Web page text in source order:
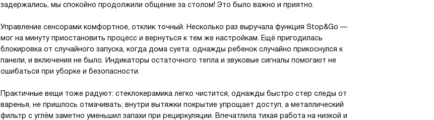
задержались, мы спокойно продолжили общение за столом! Это было важно и приятно.
Управление сенсорами комфортное, отклик точный. Несколько раз выручала функция Stop&Go —
мог на минуту приостановить процесс и вернуться к тем же настройкам. Ещё пригодилась
блокировка от случайного запуска, когда дома суета: однажды ребенок случайно прикоснулся к
панели, и включения не было. Индикаторы остаточного тепла и звуковые сигналы помогают не
ошибаться при уборке и безопасности.
Практичные вещи тоже радуют: стеклокерамика легко чистится, однажды быстро стер следы от
варенья, не пришлось отмачивать; внутри вытяжки покрытие упрощает доступ, а металлический
фильтр с углём заметно уменьшил запахи при рециркуляции. Впечатлила тихая работа на низкой и